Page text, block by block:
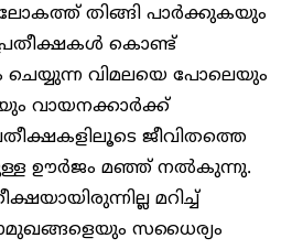
തിങ്ങി പാർക്കുകയും
പ്രതീക്ഷകൾ കൊണ്ട്
വിമലയെ പോലെയും
വായനക്കാർക്ക്
ജീവിതത്തെ
ഊർജം മഞ്ഞ് നൽകുന്നു.
മറിച്ച്
സധൈര്യം